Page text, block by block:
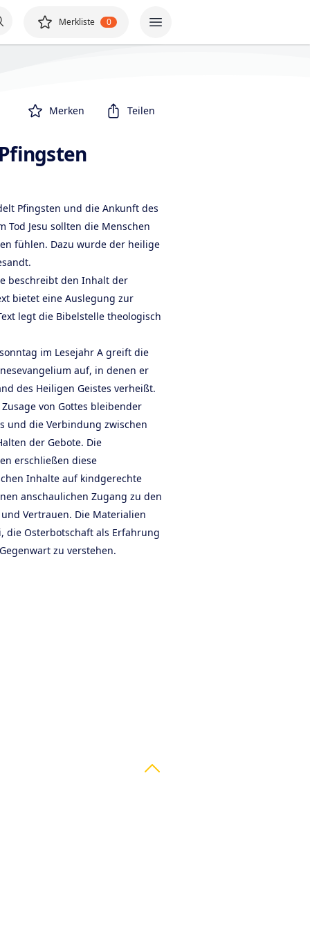
Merkliste 0
Merken Teilen
Pfingsten und die Ankunft des
Tod Jesu sollten die Menschen
fühlen. Dazu wurde der heilige
beschreibt den Inhalt der
bietet eine Auslegung zur
legt die Bibelstelle theologisch
im Lesejahr A greift die
auf, in denen er
des Heiligen Geistes verheißt.
von Gottes bleibender
und die Verbindung zwischen
der Gebote. Die
erschließen diese
Inhalte auf kindgerechte
anschaulichen Zugang zu den
Vertrauen. Die Materialien
die Osterbotschaft als Erfahrung
zu verstehen.